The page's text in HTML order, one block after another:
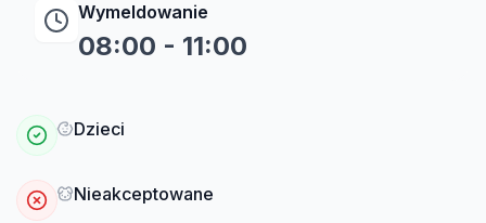
Wymeldowanie
08:00 - 11:00
Dzieci
Nieakceptowane